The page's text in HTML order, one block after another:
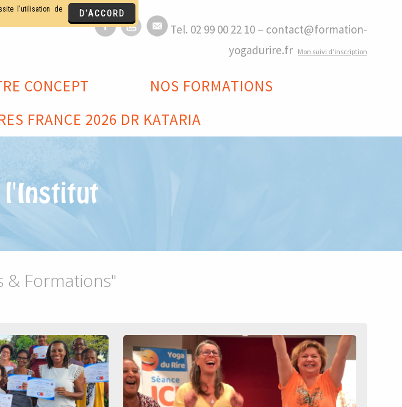
Tel. 02 99 00 22 10 – contact@formation-
yogadurire.fr Mon suivi d’inscription
CONCEPT
NOS FORMATIONS
FRANCE 2026 DR KATARIA
l'Institut
& Formations"